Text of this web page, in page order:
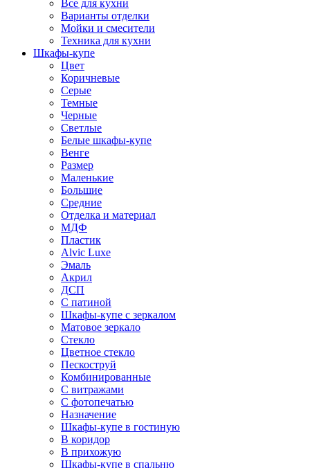
Все для кухни
Варианты отделки
Мойки и смесители
Техника для кухни
Шкафы-купе
Цвет
Коричневые
Серые
Темные
Черные
Светлые
Белые шкафы-купе
Венге
Размер
Маленькие
Большие
Средние
Отделка и материал
МДФ
Пластик
Alvic Luxe
Эмаль
Акрил
ДСП
С патиной
Шкафы-купе с зеркалом
Матовое зеркало
Стекло
Цветное стекло
Пескоструй
Комбинированные
С витражами
С фотопечатью
Назначение
Шкафы-купе в гостиную
В коридор
В прихожую
Шкафы-купе в спальню